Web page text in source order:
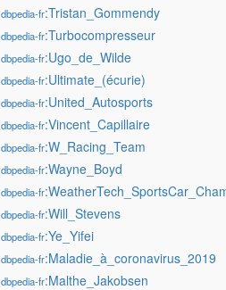
dbpedia-fr:Tristan_Gommendy
dbpedia-fr:Turbocompresseur
dbpedia-fr:Ugo_de_Wilde
dbpedia-fr:Ultimate_(écurie)
dbpedia-fr:United_Autosports
dbpedia-fr:Vincent_Capillaire
dbpedia-fr:W_Racing_Team
dbpedia-fr:Wayne_Boyd
dbpedia-fr
dbpedia-fr:Will_Stevens
dbpedia-fr:Ye_Yifei
dbpedia-fr:Maladie_à_coronavirus_2019
dbpedia-fr:Malthe_Jakobsen